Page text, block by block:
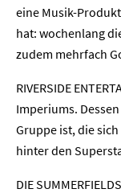
eine Musik-
hat: wochenlang
zudem mehrfach
RIVERSIDE
Imperiums.
Gruppe ist, die
hinter den
DIE